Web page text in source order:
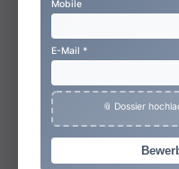
Mobile
E-Mail *
📎 Dossier